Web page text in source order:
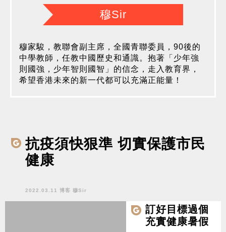
穆Sir
穆家駿，教聯會副主席，全國青聯委員，90後的
中學教師，任教中國歷史和通識。抱著「少年強
則國強，少年智則國智」的信念，走入教育界，
希望香港未來的新一代都可以充滿正能量！
抗疫須快狠準 切實保護市民
健康
2022.03.11 博客 穆Sir
訂好目標過個
充實健康暑假